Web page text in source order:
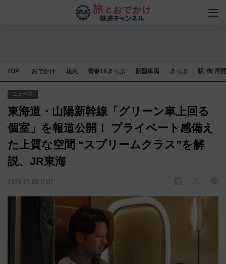
TOP おでかけ 花火 青春18きっぷ 新型車両 きっぷ 駅･街 再
ニュース
東海道・山陽新幹線「グリーン車上回る
個室」を報道公開！ プライベート感備え
た上質な空間 “スプリームクラス”を解
説、JR東海
2026.07.08 17:07